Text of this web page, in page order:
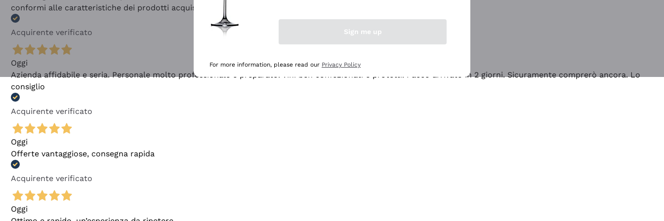
conformi alle caratteristiche dei prodotti acquistati
Acquirente verificato
Oggi
Azienda affidabile e seria. Personale molto professionale e preparato. Vini ben confezionati e protetti. Pacco arrivato in 2 giorni. Sicuramente comprerò ancora. Lo
consiglio
Acquirente verificato
Oggi
Offerte vantaggiose, consegna rapida
Acquirente verificato
Oggi
Sign me up
For more information, please read our Privacy Policy